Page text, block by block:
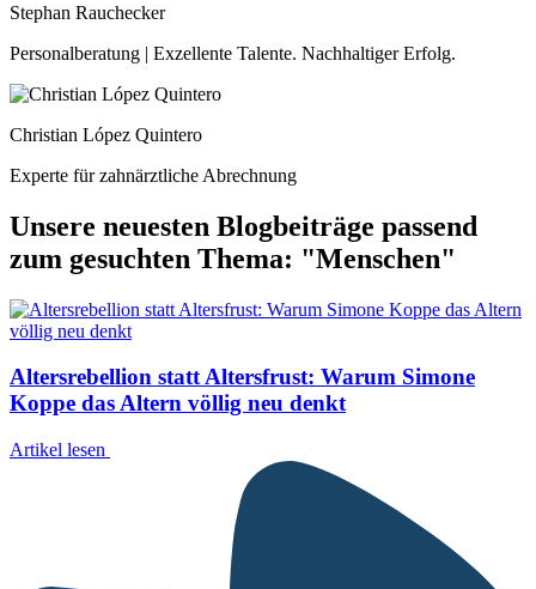
Stephan Rauchecker
Personalberatung | Exzellente Talente. Nachhaltiger Erfolg.
Christian López Quintero
Experte für zahnärztliche Abrechnung
Unsere neuesten Blogbeiträge passend
zum gesuchten Thema: "Menschen"
Altersrebellion statt Altersfrust: Warum Simone
Koppe das Altern völlig neu denkt
Artikel lesen